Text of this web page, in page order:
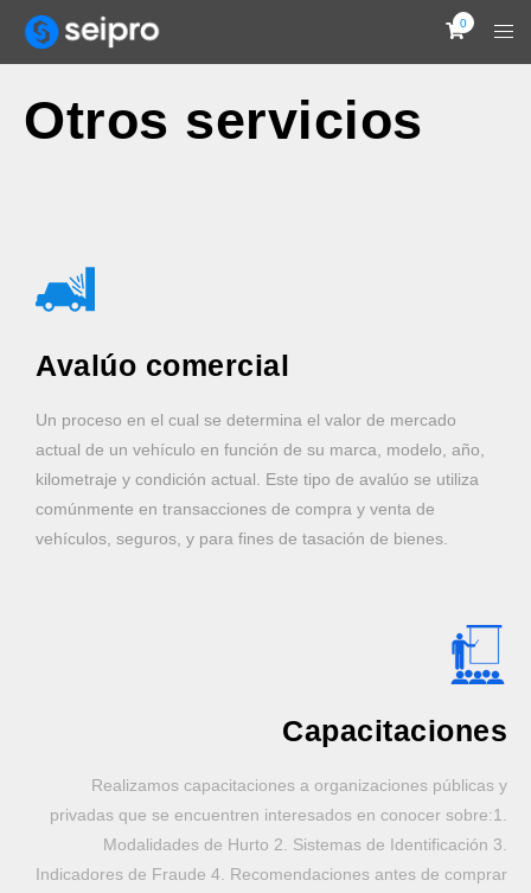
0
Otros servicios
Avalúo comercial
Un proceso en el cual se determina el valor de mercado
actual de un vehículo en función de su marca, modelo, año,
kilometraje y condición actual. Este tipo de avalúo se utiliza
comúnmente en transacciones de compra y venta de
vehículos, seguros, y para fines de tasación de bienes.
Capacitaciones
Realizamos capacitaciones a organizaciones públicas y
privadas que se encuentren interesados en conocer sobre:1.
Modalidades de Hurto 2. Sistemas de Identificación 3.
Indicadores de Fraude 4. Recomendaciones antes de comprar